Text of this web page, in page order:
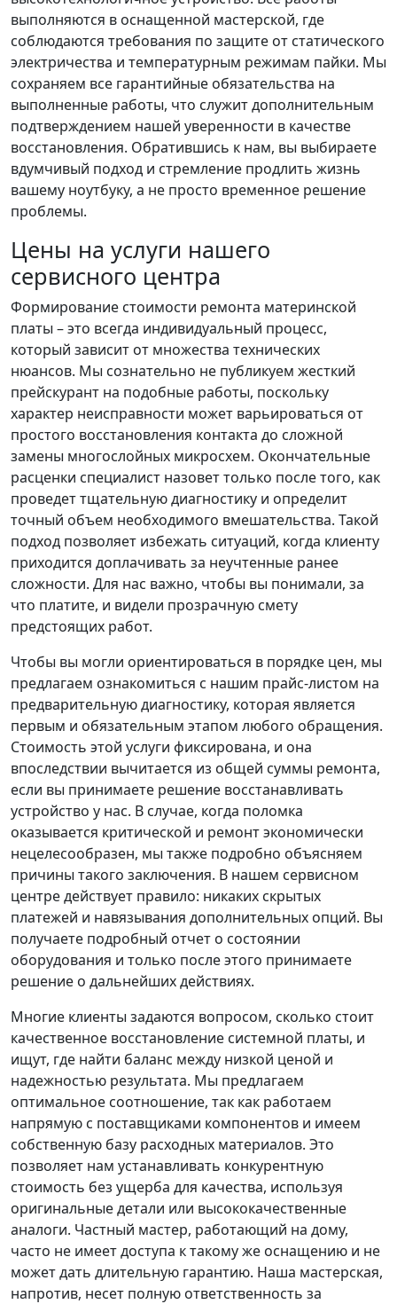
выполняются в оснащенной мастерской, где
соблюдаются требования по защите от статического
электричества и температурным режимам пайки. Мы
сохраняем все гарантийные обязательства на
выполненные работы, что служит дополнительным
подтверждением нашей уверенности в качестве
восстановления. Обратившись к нам, вы выбираете
вдумчивый подход и стремление продлить жизнь
вашему ноутбуку, а не просто временное решение
проблемы.
Цены на услуги нашего
сервисного центра
Формирование стоимости ремонта материнской
платы – это всегда индивидуальный процесс,
который зависит от множества технических
нюансов. Мы сознательно не публикуем жесткий
прейскурант на подобные работы, поскольку
характер неисправности может варьироваться от
простого восстановления контакта до сложной
замены многослойных микросхем. Окончательные
расценки специалист назовет только после того, как
проведет тщательную диагностику и определит
точный объем необходимого вмешательства. Такой
подход позволяет избежать ситуаций, когда клиенту
приходится доплачивать за неучтенные ранее
сложности. Для нас важно, чтобы вы понимали, за
что платите, и видели прозрачную смету
предстоящих работ.
Чтобы вы могли ориентироваться в порядке цен, мы
предлагаем ознакомиться с нашим прайс-листом на
предварительную диагностику, которая является
первым и обязательным этапом любого обращения.
Стоимость этой услуги фиксирована, и она
впоследствии вычитается из общей суммы ремонта,
если вы принимаете решение восстанавливать
устройство у нас. В случае, когда поломка
оказывается критической и ремонт экономически
нецелесообразен, мы также подробно объясняем
причины такого заключения. В нашем сервисном
центре действует правило: никаких скрытых
платежей и навязывания дополнительных опций. Вы
получаете подробный отчет о состоянии
оборудования и только после этого принимаете
решение о дальнейших действиях.
Многие клиенты задаются вопросом, сколько стоит
качественное восстановление системной платы, и
ищут, где найти баланс между низкой ценой и
надежностью результата. Мы предлагаем
оптимальное соотношение, так как работаем
напрямую с поставщиками компонентов и имеем
собственную базу расходных материалов. Это
позволяет нам устанавливать конкурентную
стоимость без ущерба для качества, используя
оригинальные детали или высококачественные
аналоги. Частный мастер, работающий на дому,
часто не имеет доступа к такому же оснащению и не
может дать длительную гарантию. Наша мастерская,
напротив, несет полную ответственность за